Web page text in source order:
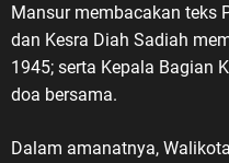
Mansur membacakan teks
dan Kesra Diah Sadiah
1945; serta Kepala Bagian
doa bersama.
Dalam amanatnya,